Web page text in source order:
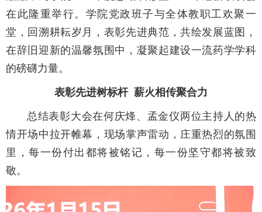
在此隆重举行。学院党政班子与全体教职工欢聚一
堂，回溯耕耘岁月，表彰先进典范，共绘发展蓝图，
在辞旧迎新的温馨氛围中，凝聚起建设一流药学学科
的磅礴力量。
表彰先进树标杆 薪火相传聚合力
总结表彰大会在何庆烽、孟金仪两位主持人的热
情开场中拉开帷幕，现场掌声雷动，庄重热烈的氛围
里，每一份付出都将被铭记，每一份坚守都将被致
敬。